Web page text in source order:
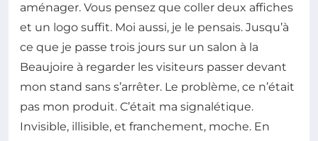
aménager. Vous pensez que coller deux affiches
et un logo suffit. Moi aussi, je le pensais. Jusqu’à
ce que je passe trois jours sur un salon à la
Beaujoire à regarder les visiteurs passer devant
mon stand sans s’arrêter. Le problème, ce n’était
pas mon produit. C’était ma signalétique.
Invisible, illisible, et franchement, moche. En